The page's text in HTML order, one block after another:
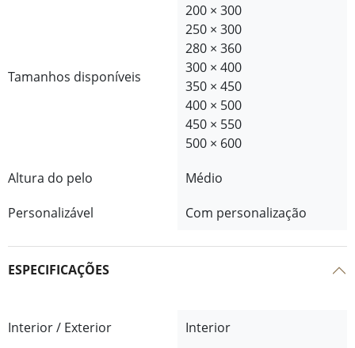
Tamanhos disponíveis
200 × 300
250 × 300
280 × 360
300 × 400
350 × 450
400 × 500
450 × 550
500 × 600
Altura do pelo
Médio
Personalizável
Com personalização
ESPECIFICAÇÕES
Interior / Exterior Interior